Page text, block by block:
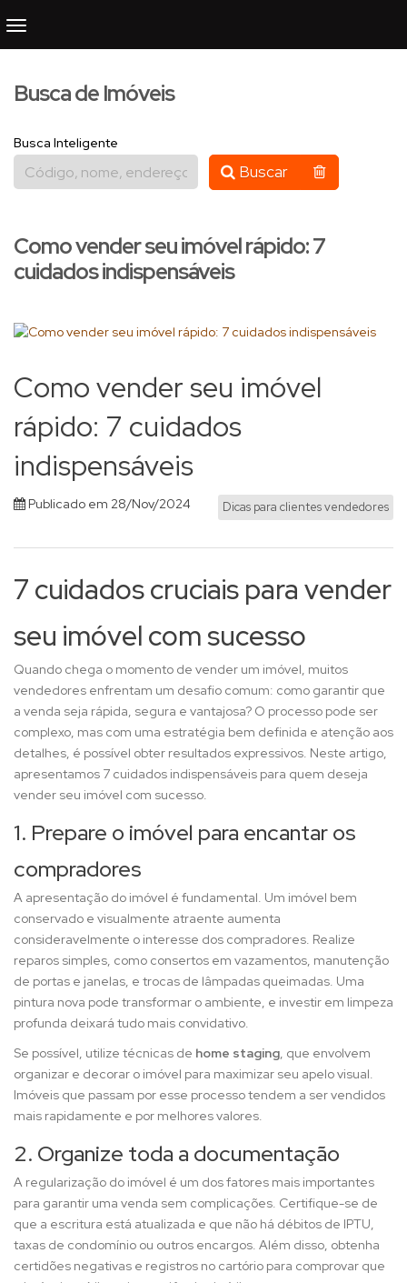
Busca de Imóveis
Busca Inteligente
Buscar
Como vender seu imóvel rápido: 7
cuidados indispensáveis
Como vender seu imóvel
rápido: 7 cuidados
indispensáveis
Publicado em 28/Nov/2024 Dicas para clientes vendedores
7 cuidados cruciais para vender
seu imóvel com sucesso
Quando chega o momento de vender um imóvel, muitos
vendedores enfrentam um desafio comum: como garantir que
a venda seja rápida, segura e vantajosa? O processo pode ser
complexo, mas com uma estratégia bem definida e atenção aos
detalhes, é possível obter resultados expressivos. Neste artigo,
apresentamos 7 cuidados indispensáveis para quem deseja
vender seu imóvel com sucesso.
1. Prepare o imóvel para encantar os
compradores
A apresentação do imóvel é fundamental. Um imóvel bem
conservado e visualmente atraente aumenta
consideravelmente o interesse dos compradores. Realize
reparos simples, como consertos em vazamentos, manutenção
de portas e janelas, e trocas de lâmpadas queimadas. Uma
pintura nova pode transformar o ambiente, e investir em limpeza
profunda deixará tudo mais convidativo.
Se possível, utilize técnicas de home staging , que envolvem
organizar e decorar o imóvel para maximizar seu apelo visual.
Imóveis que passam por esse processo tendem a ser vendidos
mais rapidamente e por melhores valores.
2. Organize toda a documentação
A regularização do imóvel é um dos fatores mais importantes
para garantir uma venda sem complicações. Certifique-se de
que a escritura está atualizada e que não há débitos de IPTU,
taxas de condomínio ou outros encargos. Além disso, obtenha
certidões negativas e registros no cartório para comprovar que